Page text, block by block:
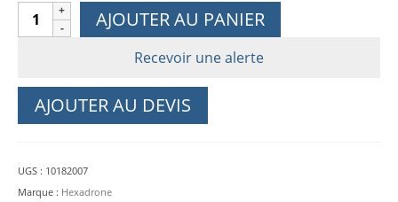
quantité
de
TUNDRA
AJOUTER AU PANIER
Recevoir une alerte
AJOUTER AU DEVIS
UGS : 10182007
Marque : Hexadrone